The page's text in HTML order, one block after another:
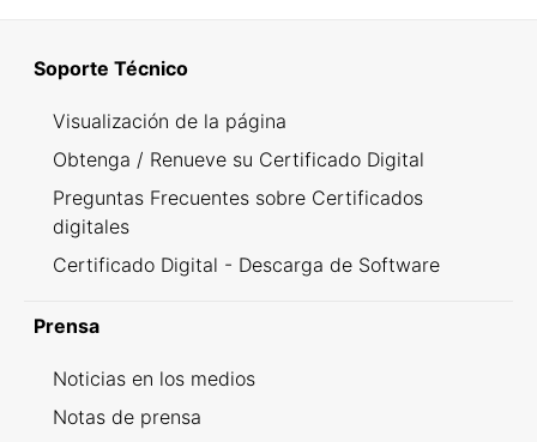
Soporte Técnico
Visualización de la página
Obtenga / Renueve su Certificado Digital
Preguntas Frecuentes sobre Certificados
digitales
Certificado Digital - Descarga de Software
Prensa
Noticias en los medios
Notas de prensa